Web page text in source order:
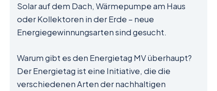
Solar auf dem Dach, Wärmepumpe am Haus
oder Kollektoren in der Erde – neue
Energiegewinnungsarten sind gesucht.
Warum gibt es den Energietag MV überhaupt?
Der Energietag ist eine Initiative, die die
verschiedenen Arten der nachhaltigen